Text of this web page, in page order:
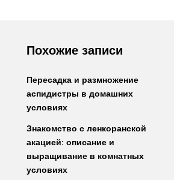
Похожие записи
Пересадка и размножение
аспидистры в домашних
условиях
Знакомство с ленкоранской
акацией: описание и
выращивание в комнатных
условиях